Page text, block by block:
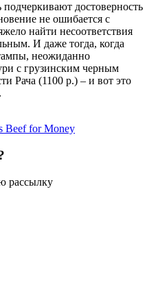
достоверность
не ошибается с
найти несоответствия
И даже тогда, когда
неожиданно
с грузинским черным
Рача (1100 р.) – и вот это
Beef for Money
рассылку